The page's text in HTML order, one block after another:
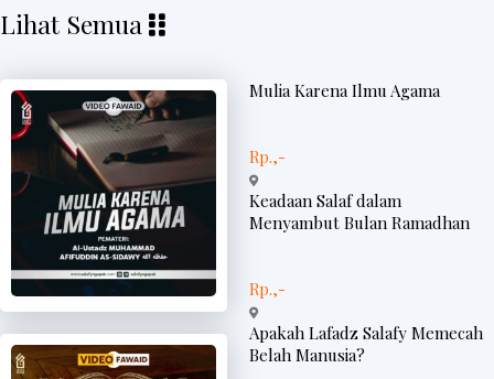
Lihat Semua
Mulia Karena Ilmu Agama
Rp.,-
Keadaan Salaf dalam
Menyambut Bulan Ramadhan
Rp.,-
Apakah Lafadz Salafy Memecah
Belah Manusia?